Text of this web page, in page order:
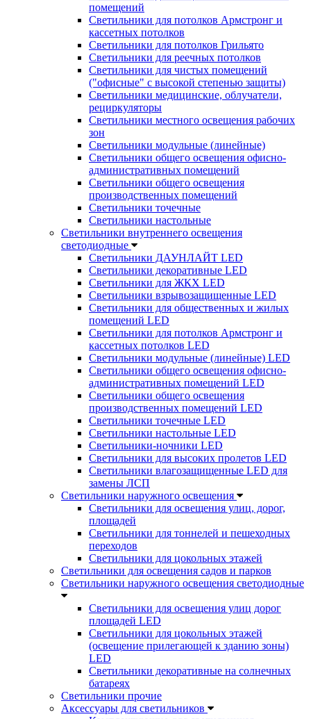
помещений
Светильники для потолков Армстронг и
кассетных потолков
Светильники для потолков Грильято
Светильники для реечных потолков
Светильники для чистых помещений
("офисные" с высокой степенью защиты)
Светильники медицинские, облучатели,
рециркуляторы
Светильники местного освещения рабочих
зон
Светильники модульные (линейные)
Светильники общего освещения офисно-
административных помещений
Светильники общего освещения
производственных помещений
Светильники точечные
Светильники настольные
Светильники внутреннего освещения
светодиодные
Светильники ДАУНЛАЙТ LED
Светильники декоративные LED
Светильники для ЖКХ LED
Светильники взрывозащищенные LED
Светильники для общественных и жилых
помещений LED
Светильники для потолков Армстронг и
кассетных потолков LED
Светильники модульные (линейные) LED
Светильники общего освещения офисно-
административных помещений LED
Светильники общего освещения
производственных помещений LED
Светильники точечные LED
Светильники настольные LED
Светильники-ночники LED
Светильники для высоких пролетов LED
Светильники влагозащищенные LED для
замены ЛСП
Светильники наружного освещения
Светильники для освещения улиц, дорог,
площадей
Светильники для тоннелей и пешеходных
переходов
Светильники для цокольных этажей
Светильники для освещения садов и парков
Светильники наружного освещения светодиодные
Светильники для освещения улиц дорог
площадей LED
Светильники для цокольных этажей
(освещение прилегающей к зданию зоны)
LED
Светильники декоративные на солнечных
батареях
Светильники прочие
Аксессуары для светильников